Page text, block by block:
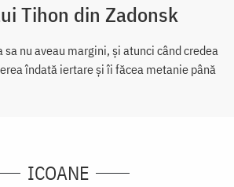
Tihon din Zadonsk
nu aveau margini, și atunci când credea
îndată iertare și îi făcea metanie până
ICOANE